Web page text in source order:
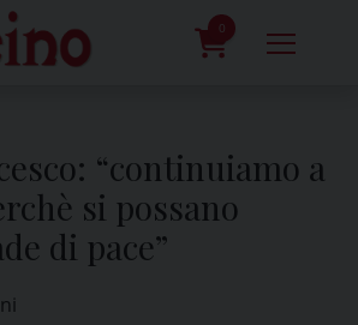
0
“continuiamo a
si possano
di pace”